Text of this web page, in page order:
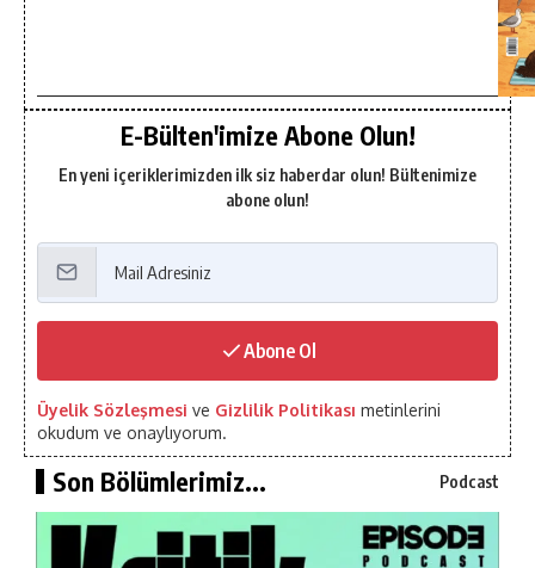
E-Bülten'imize Abone Olun!
En yeni içeriklerimizden ilk siz haberdar olun! Bültenimize
abone olun!
Abone Ol
Üyelik Sözleşmesi ve Gizlilik Politikası metinlerini
okudum ve onaylıyorum.
Son Bölümlerimiz... Podcast